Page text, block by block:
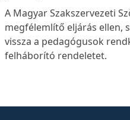
A Magyar Szakszervezeti
megfélemlítő eljárás ellen,
vissza a pedagógusok
felháborító rendeletet.